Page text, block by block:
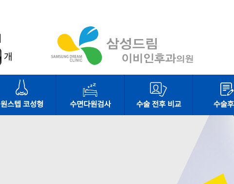
개
원스텝 코성형 수면다원검사 수술 전후 비교 수술